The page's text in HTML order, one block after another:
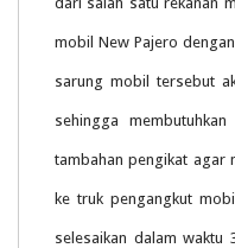
mobil New Pajero
sarung mobil tersebut
sehingga
tambahan pengikat agar
ke truk pengangkut
selesaikan dalam waktu